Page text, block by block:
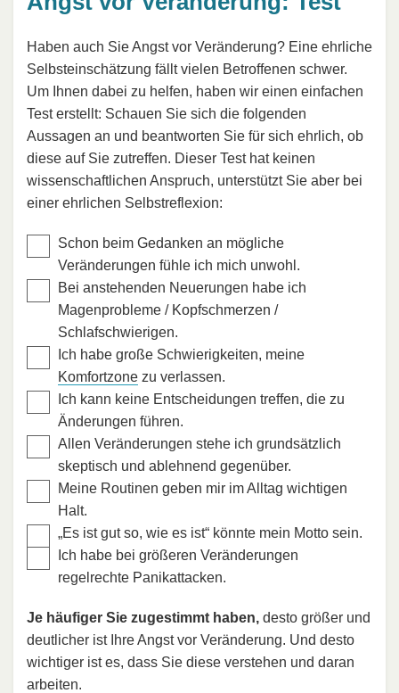
Haben auch Sie Angst vor Veränderung? Eine ehrliche
Selbsteinschätzung fällt vielen Betroffenen schwer.
Um Ihnen dabei zu helfen, haben wir einen einfachen
Test erstellt: Schauen Sie sich die folgenden
Aussagen an und beantworten Sie für sich ehrlich, ob
diese auf Sie zutreffen. Dieser Test hat keinen
wissenschaftlichen Anspruch, unterstützt Sie aber bei
einer ehrlichen Selbstreflexion:
Schon beim Gedanken an mögliche
Veränderungen fühle ich mich unwohl.
Bei anstehenden Neuerungen habe ich
Magenprobleme / Kopfschmerzen /
Schlafschwierigen.
Ich habe große Schwierigkeiten, meine
Komfortzone zu verlassen.
Ich kann keine Entscheidungen treffen, die zu
Änderungen führen.
Allen Veränderungen stehe ich grundsätzlich
skeptisch und ablehnend gegenüber.
Meine Routinen geben mir im Alltag wichtigen
Halt.
„Es ist gut so, wie es ist“ könnte mein Motto sein.
Ich habe bei größeren Veränderungen
regelrechte Panikattacken.
Je häufiger Sie zugestimmt haben, desto größer und
deutlicher ist Ihre Angst vor Veränderung. Und desto
wichtiger ist es, dass Sie diese verstehen und daran
arbeiten.